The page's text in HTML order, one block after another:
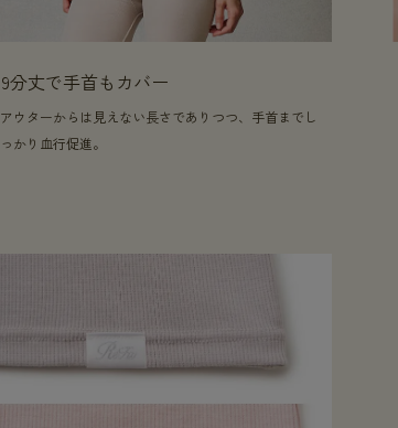
9分丈で手首もカバー
アウターからは見えない長さでありつつ、手首までし
っかり血行促進。